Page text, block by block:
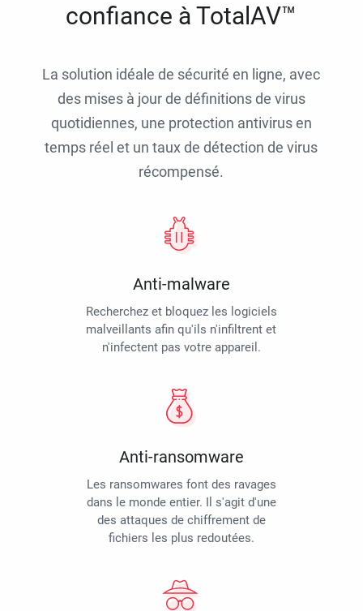
confiance à TotalAV™
La solution idéale de sécurité en ligne, avec
des mises à jour de définitions de virus
quotidiennes, une protection antivirus en
temps réel et un taux de détection de virus
récompensé.
Anti-malware
Recherchez et bloquez les logiciels
malveillants afin qu'ils n'infiltrent et
n'infectent pas votre appareil.
Anti-ransomware
Les ransomwares font des ravages
dans le monde entier. Il s'agit d'une
des attaques de chiffrement de
fichiers les plus redoutées.